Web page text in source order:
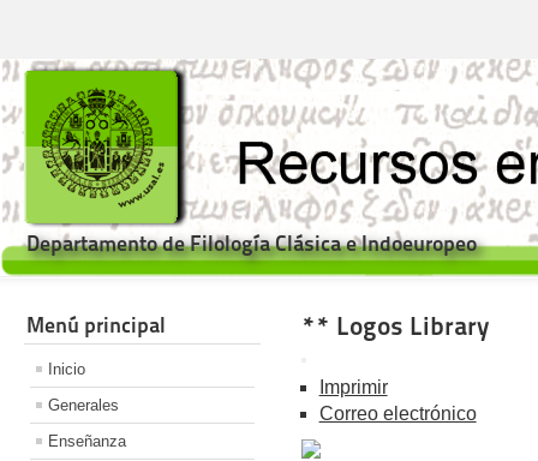
Departamento de Filología Clásica e Indoeuropeo
Menú principal
Inicio
Generales
Enseñanza
** Logos Library
Imprimir
Correo electrónico